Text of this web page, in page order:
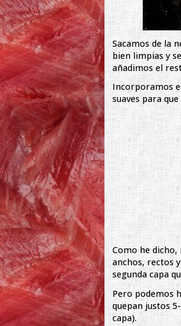
Sacamos de la
bien limpias y
añadimos el
Incorporamos
suaves para
Como he
anchos, rectos
segunda capa
Pero podemos
quepan justos
capa).